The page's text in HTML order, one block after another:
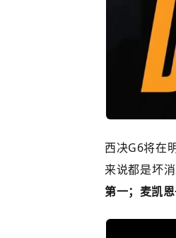
西决G6将在
来说都是坏
第一；麦凯